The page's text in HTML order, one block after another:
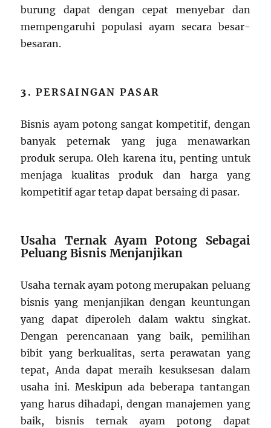
burung dapat dengan cepat menyebar dan
mempengaruhi populasi ayam secara besar-
besaran.
3.PERSAINGAN PASAR
Bisnis ayam potong sangat kompetitif, dengan
banyak peternak yang juga menawarkan
produk serupa. Oleh karena itu, penting untuk
menjaga kualitas produk dan harga yang
kompetitif agar tetap dapat bersaing di pasar.
Usaha Ternak Ayam Potong Sebagai
Peluang Bisnis Menjanjikan
Usaha ternak ayam potong merupakan peluang
bisnis yang menjanjikan dengan keuntungan
yang dapat diperoleh dalam waktu singkat.
Dengan perencanaan yang baik, pemilihan
bibit yang berkualitas, serta perawatan yang
tepat, Anda dapat meraih kesuksesan dalam
usaha ini. Meskipun ada beberapa tantangan
yang harus dihadapi, dengan manajemen yang
baik, bisnis ternak ayam potong dapat